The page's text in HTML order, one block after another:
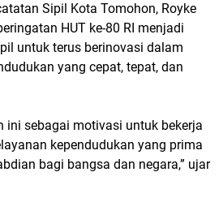
Sipil Kota Tomohon, Royke
HUT ke-80 RI menjadi
untuk terus berinovasi dalam
yang cepat, tepat, dan
ini sebagai motivasi untuk bekerja
kependudukan yang prima
bagi bangsa dan negara,” ujar